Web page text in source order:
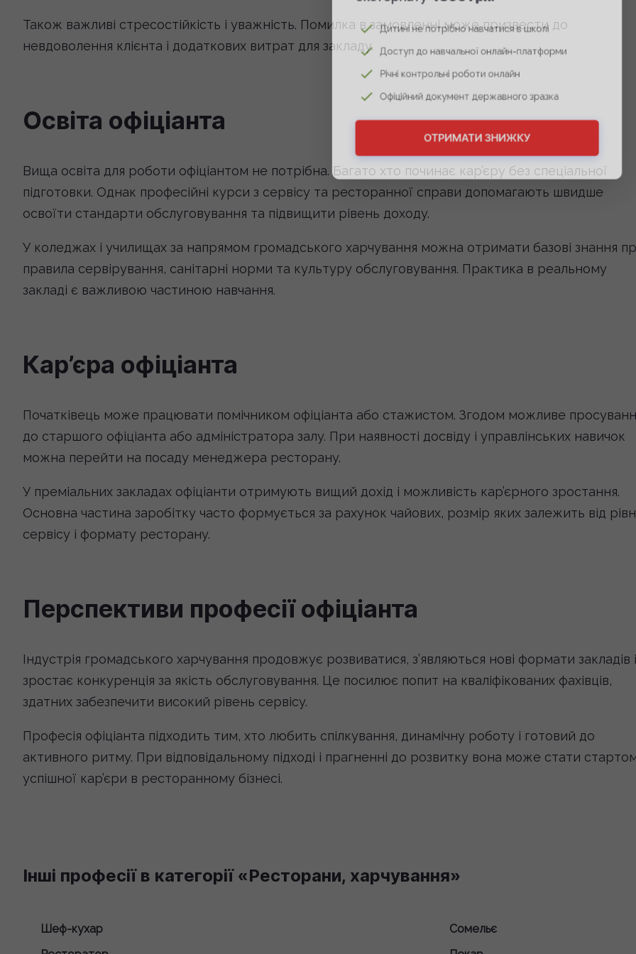
Дитині не потрібно навчатися в школі
Річні контрольні роботи онлайн
Офіційний документ державного зразка
ОТРИМАТИ ЗНИЖКУ
Також важливі стресостійкість і уважність. Помилка в замовленні може призвести до
невдоволення клієнта і додаткових витрат для закладу.
Освіта офіціанта
Вища освіта для роботи офіціантом не потрібна. Багато хто починає кар’єру без спеціальної
підготовки. Однак професійні курси з сервісу та ресторанної справи допомагають швидше
освоїти стандарти обслуговування та підвищити рівень доходу.
У коледжах і училищах за напрямом громадського харчування можна отримати базові знання
правила сервірування, санітарні норми та культуру обслуговування. Практика в реальному
закладі є важливою частиною навчання.
Кар’єра офіціанта
Початківець може працювати помічником офіціанта або стажистом. Згодом можливе
до старшого офіціанта або адміністратора залу. При наявності досвіду і управлінських навичок
можна перейти на посаду менеджера ресторану.
У преміальних закладах офіціанти отримують вищий дохід і можливість кар’єрного зростання.
Основна частина заробітку часто формується за рахунок чайових, розмір яких залежить від
сервісу і формату ресторану.
Перспективи професії офіціанта
Індустрія громадського харчування продовжує розвиватися, з’являються нові формати закладів і
зростає конкуренція за якість обслуговування. Це посилює попит на кваліфікованих фахівців,
здатних забезпечити високий рівень сервісу.
Професія офіціанта підходить тим, хто любить спілкування, динамічну роботу і готовий до
активного ритму. При відповідальному підході і прагненні до розвитку вона може стати
успішної кар’єри в ресторанному бізнесі.
Інші професії в категорії «Ресторани, харчування»
Шеф-кухар
Сомельє